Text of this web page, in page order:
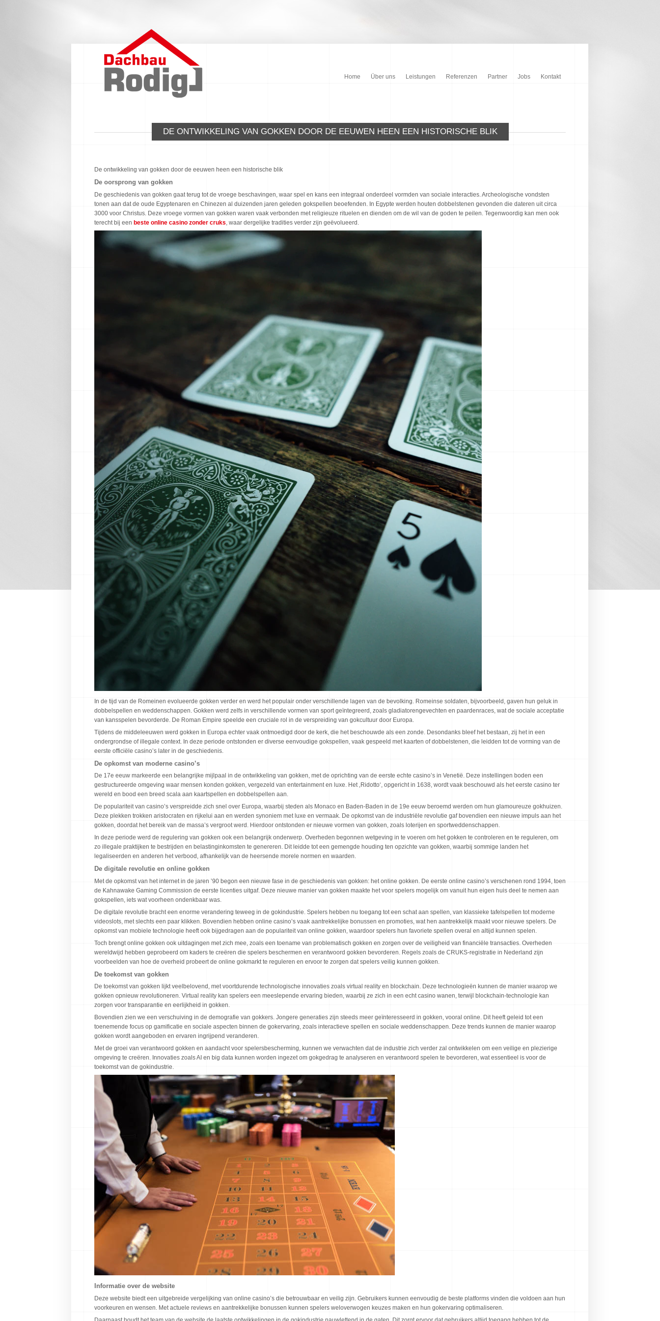
Home Über uns Leistungen Referenzen Partner Jobs Kontakt
DE ONTWIKKELING VAN GOKKEN DOOR DE EEUWEN HEEN EEN HISTORISCHE BLIK
De ontwikkeling van gokken door de eeuwen heen een historische blik
De oorsprong van gokken
De geschiedenis van gokken gaat terug tot de vroege beschavingen, waar spel en kans een integraal onderdeel vormden van sociale interacties. Archeologische vondsten
tonen aan dat de oude Egyptenaren en Chinezen al duizenden jaren geleden gokspellen beoefenden. In Egypte werden houten dobbelstenen gevonden die dateren uit circa
3000 voor Christus. Deze vroege vormen van gokken waren vaak verbonden met religieuze rituelen en dienden om de wil van de goden te peilen. Tegenwoordig kan men ook
terecht bij een beste online casino zonder cruks , waar dergelijke tradities verder zijn geëvolueerd.
In de tijd van de Romeinen evolueerde gokken verder en werd het populair onder verschillende lagen van de bevolking. Romeinse soldaten, bijvoorbeeld, gaven hun geluk in
dobbelspellen en weddenschappen. Gokken werd zelfs in verschillende vormen van sport geïntegreerd, zoals gladiatorengevechten en paardenraces, wat de sociale acceptatie
van kansspelen bevorderde. De Roman Empire speelde een cruciale rol in de verspreiding van gokcultuur door Europa.
Tijdens de middeleeuwen werd gokken in Europa echter vaak ontmoedigd door de kerk, die het beschouwde als een zonde. Desondanks bleef het bestaan, zij het in een
ondergrondse of illegale context. In deze periode ontstonden er diverse eenvoudige gokspellen, vaak gespeeld met kaarten of dobbelstenen, die leidden tot de vorming van de
eerste officiële casino’s later in de geschiedenis.
De opkomst van moderne casino’s
De 17e eeuw markeerde een belangrijke mijlpaal in de ontwikkeling van gokken, met de oprichting van de eerste echte casino’s in Venetië. Deze instellingen boden een
gestructureerde omgeving waar mensen konden gokken, vergezeld van entertainment en luxe. Het ‚Ridotto‘, opgericht in 1638, wordt vaak beschouwd als het eerste casino ter
wereld en bood een breed scala aan kaartspellen en dobbelspellen aan.
De populariteit van casino’s verspreidde zich snel over Europa, waarbij steden als Monaco en Baden-Baden in de 19e eeuw beroemd werden om hun glamoureuze gokhuizen.
Deze plekken trokken aristocraten en rijkelui aan en werden synoniem met luxe en vermaak. De opkomst van de industriële revolutie gaf bovendien een nieuwe impuls aan het
gokken, doordat het bereik van de massa’s vergroot werd. Hierdoor ontstonden er nieuwe vormen van gokken, zoals loterijen en sportweddenschappen.
In deze periode werd de regulering van gokken ook een belangrijk onderwerp. Overheden begonnen wetgeving in te voeren om het gokken te controleren en te reguleren, om
zo illegale praktijken te bestrijden en belastinginkomsten te genereren. Dit leidde tot een gemengde houding ten opzichte van gokken, waarbij sommige landen het
legaliseerden en anderen het verbood, afhankelijk van de heersende morele normen en waarden.
De digitale revolutie en online gokken
Met de opkomst van het internet in de jaren ’90 begon een nieuwe fase in de geschiedenis van gokken: het online gokken. De eerste online casino’s verschenen rond 1994, toen
de Kahnawake Gaming Commission de eerste licenties uitgaf. Deze nieuwe manier van gokken maakte het voor spelers mogelijk om vanuit hun eigen huis deel te nemen aan
gokspellen, iets wat voorheen ondenkbaar was.
De digitale revolutie bracht een enorme verandering teweeg in de gokindustrie. Spelers hebben nu toegang tot een schat aan spellen, van klassieke tafelspellen tot moderne
videoslots, met slechts een paar klikken. Bovendien hebben online casino’s vaak aantrekkelijke bonussen en promoties, wat hen aantrekkelijk maakt voor nieuwe spelers. De
opkomst van mobiele technologie heeft ook bijgedragen aan de populariteit van online gokken, waardoor spelers hun favoriete spellen overal en altijd kunnen spelen.
Toch brengt online gokken ook uitdagingen met zich mee, zoals een toename van problematisch gokken en zorgen over de veiligheid van financiële transacties. Overheden
wereldwijd hebben geprobeerd om kaders te creëren die spelers beschermen en verantwoord gokken bevorderen. Regels zoals de CRUKS-registratie in Nederland zijn
voorbeelden van hoe de overheid probeert de online gokmarkt te reguleren en ervoor te zorgen dat spelers veilig kunnen gokken.
De toekomst van gokken
De toekomst van gokken lijkt veelbelovend, met voortdurende technologische innovaties zoals virtual reality en blockchain. Deze technologieën kunnen de manier waarop we
gokken opnieuw revolutioneren. Virtual reality kan spelers een meeslepende ervaring bieden, waarbij ze zich in een echt casino wanen, terwijl blockchain-technologie kan
zorgen voor transparantie en eerlijkheid in gokken.
Bovendien zien we een verschuiving in de demografie van gokkers. Jongere generaties zijn steeds meer geïnteresseerd in gokken, vooral online. Dit heeft geleid tot een
toenemende focus op gamificatie en sociale aspecten binnen de gokervaring, zoals interactieve spellen en sociale weddenschappen. Deze trends kunnen de manier waarop
gokken wordt aangeboden en ervaren ingrijpend veranderen.
Met de groei van verantwoord gokken en aandacht voor spelersbescherming, kunnen we verwachten dat de industrie zich verder zal ontwikkelen om een veilige en plezierige
omgeving te creëren. Innovaties zoals AI en big data kunnen worden ingezet om gokgedrag te analyseren en verantwoord spelen te bevorderen, wat essentieel is voor de
toekomst van de gokindustrie.
Informatie over de website
Deze website biedt een uitgebreide vergelijking van online casino’s die betrouwbaar en veilig zijn. Gebruikers kunnen eenvoudig de beste platforms vinden die voldoen aan hun
voorkeuren en wensen. Met actuele reviews en aantrekkelijke bonussen kunnen spelers weloverwogen keuzes maken en hun gokervaring optimaliseren.